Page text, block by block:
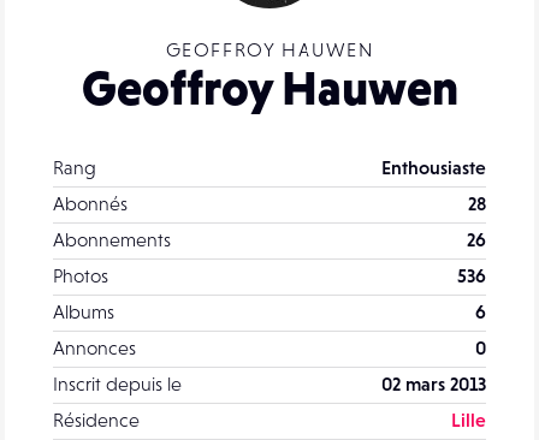
GEOFFROY HAUWEN
Geoffroy Hauwen
Rang
Enthousiaste
Abonnés
28
Abonnements
26
Photos
536
Albums
6
Annonces
0
Inscrit depuis le
02 mars 2013
Résidence
Lille